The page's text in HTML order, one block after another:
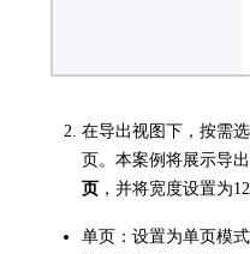
在导出视图下，按需
页。本案例将展示导
页 ，并将宽度设置为
单页：设置为单页模